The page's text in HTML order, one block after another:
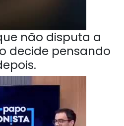
não disputa a
decide pensando